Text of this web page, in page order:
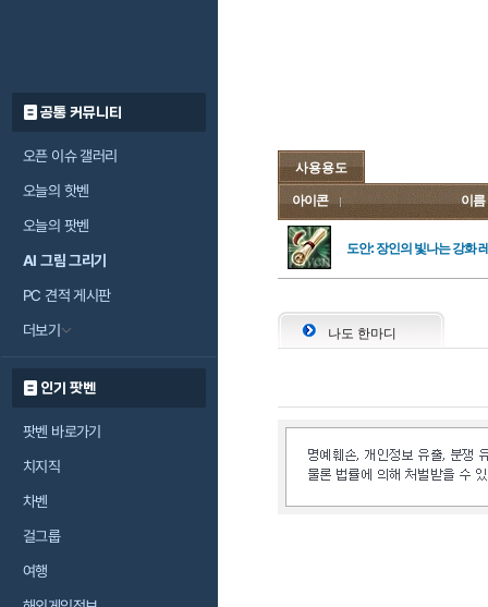
공통 커뮤니티
오픈 이슈 갤러리
오늘의 핫벤
오늘의 팟벤
AI 그림 그리기
PC 견적 게시판
더보기
인기 팟벤
팟벤 바로가기
치지직
차벤
걸그룹
여행
사용용도
아이콘 이름
도안: 장인의 빛나는 강화
나도 한마디